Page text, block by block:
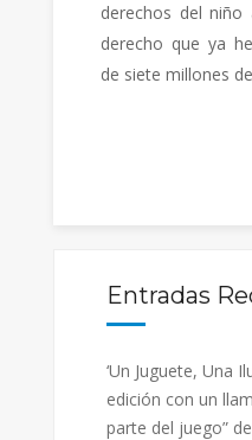
derechos del niño
derecho que ya
de siete millones
Entradas
‘Un Juguete, Una
edición con un
parte del juego”